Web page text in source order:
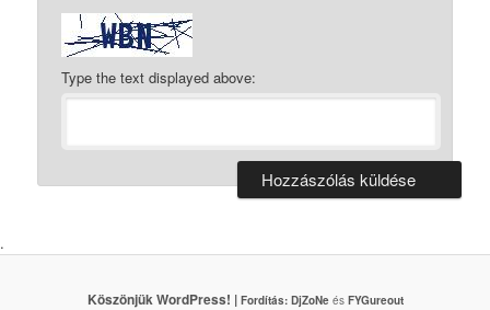
Type the text displayed above:
.
Köszönjük WordPress! | Fordítás: DjZoNeés FYGureout